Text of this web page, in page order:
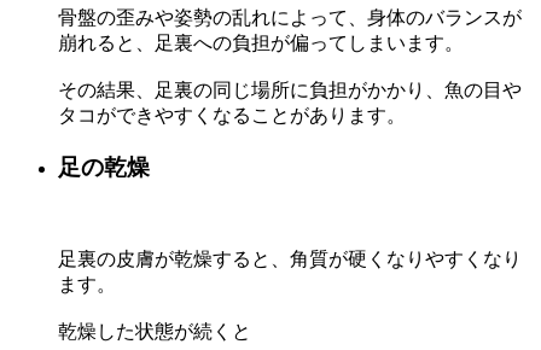
骨盤の歪みや姿勢の乱れによって、身体のバランスが
崩れると、足裏への負担が偏ってしまいます。
その結果、足裏の同じ場所に負担がかかり、魚の目や
タコができやすくなることがあります。
足の乾燥
足裏の皮膚が乾燥すると、角質が硬くなりやすくなり
ます。
乾燥した状態が続くと